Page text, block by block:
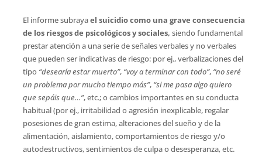
El informe subrayael suicidio como una grave consecuencia
de los riesgos de psicológicos y sociales, siendo fundamental
prestar atención a una serie de señales verbales y no verbales
que pueden ser indicativas de riesgo: por ej., verbalizaciones del
tipo “desearía estar muerto”, “voy a terminar con todo”, “no seré
un problema por mucho tiempo más”, “si me pasa algo quiero
que sepáis que…”, etc.; o cambios importantes en su conducta
habitual (por ej., irritabilidad o agresión inexplicable, regalar
posesiones de gran estima, alteraciones del sueño y de la
alimentación, aislamiento, comportamientos de riesgo y/o
autodestructivos, sentimientos de culpa o desesperanza, etc.